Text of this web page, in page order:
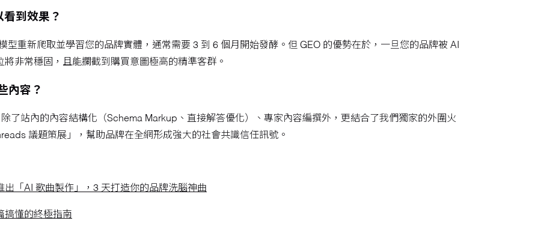
到效果？
型重新爬取並學習您的品牌實體，通常需要 3 到 6 個月開始發酵。但 GEO 的優勢在於，一旦您的品牌被 AI
非常穩固，且能攔截到購買意圖極高的精準客群。
內容？
了站內的內容結構化（Schema Markup、直接解答優化）、專家內容編撰外，更結合了我們獨家的外圍火
議題策展」，幫助品牌在全網形成強大的社會共識信任訊號。
「AI 歌曲製作」，3 天打造你的品牌洗腦神曲
搞懂的終極指南